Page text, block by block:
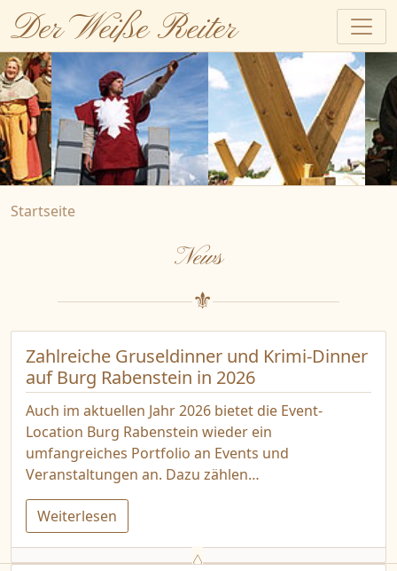
Der Weiße Reiter
Startseite
News
Zahlreiche Gruseldinner und Krimi-Dinner
auf Burg Rabenstein in 2026
Auch im aktuellen Jahr 2026 bietet die Event-
Location Burg Rabenstein wieder ein
umfangreiches Portfolio an Events und
Veranstaltungen an. Dazu zählen…
Weiterlesen